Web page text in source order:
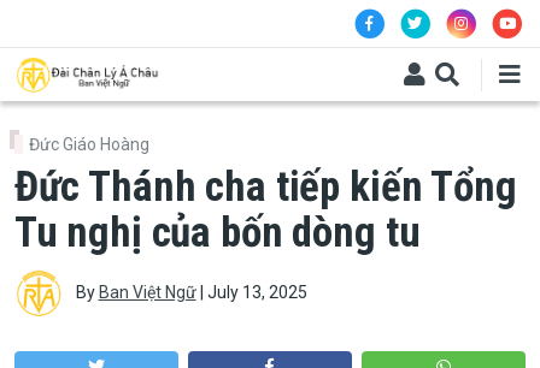
Đức Giáo Hoàng
Đức Thánh cha tiếp kiến Tổng
Tu nghị của bốn dòng tu
By Ban Việt Ngữ| July 13, 2025